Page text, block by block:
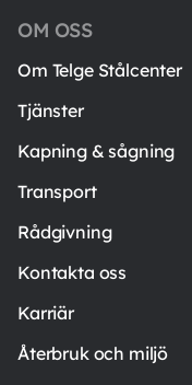
OM OSS
Om Telge Stålcenter
Tjänster
Kapning & sågning
Transport
Rådgivning
Kontakta oss
Karriär
Återbruk och miljö